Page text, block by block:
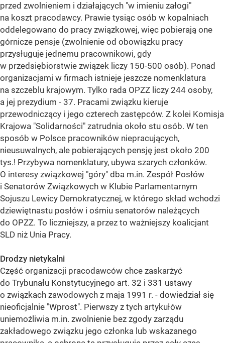
przed zwolnieniem i działających "w imieniu załogi"
na koszt pracodawcy. Prawie tysiąc osób w kopalniach
oddelegowano do pracy związkowej, więc pobierają one
górnicze pensje (zwolnienie od obowiązku pracy
przysługuje jednemu pracownikowi, gdy
w przedsiębiorstwie związek liczy 150-500 osób). Ponad
organizacjami w firmach istnieje jeszcze nomenklatura
na szczeblu krajowym. Tylko rada OPZZ liczy 244 osoby,
a jej prezydium - 37. Pracami związku kieruje
przewodniczący i jego czterech zastępców. Z kolei Komisja
Krajowa "Solidarności" zatrudnia około stu osób. W ten
sposób w Polsce pracowników niepracujących,
nieusuwalnych, ale pobierających pensję jest około 200
tys.! Przybywa nomenklatury, ubywa szarych członków.
O interesy związkowej "góry" dba m.in. Zespół Posłów
i Senatorów Związkowych w Klubie Parlamentarnym
Sojuszu Lewicy Demokratycznej, w którego skład wchodzi
dziewiętnastu posłów i ośmiu senatorów należących
do OPZZ. To liczniejszy, a przez to ważniejszy koalicjant
SLD niż Unia Pracy.
Drodzy nietykalni
Część organizacji pracodawców chce zaskarżyć
do Trybunału Konstytucyjnego art. 32 i 331 ustawy
o związkach zawodowych z maja 1991 r. - dowiedział się
nieoficjalnie "Wprost". Pierwszy z tych artykułów
uniemożliwia m.in. zwolnienie bez zgody zarządu
zakładowego związku jego członka lub wskazanego